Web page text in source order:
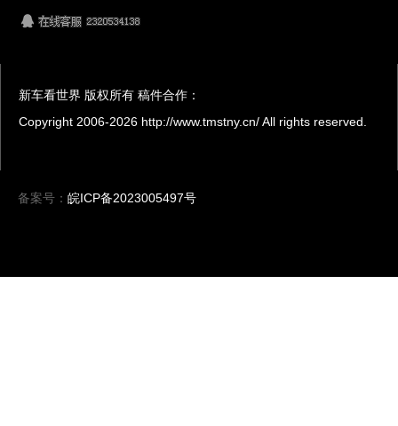
新车看世界 版权所有 稿件合作：
Copyright 2006-2026 http://www.tmstny.cn/ All rights reserved.
备案号： 皖ICP备2023005497号